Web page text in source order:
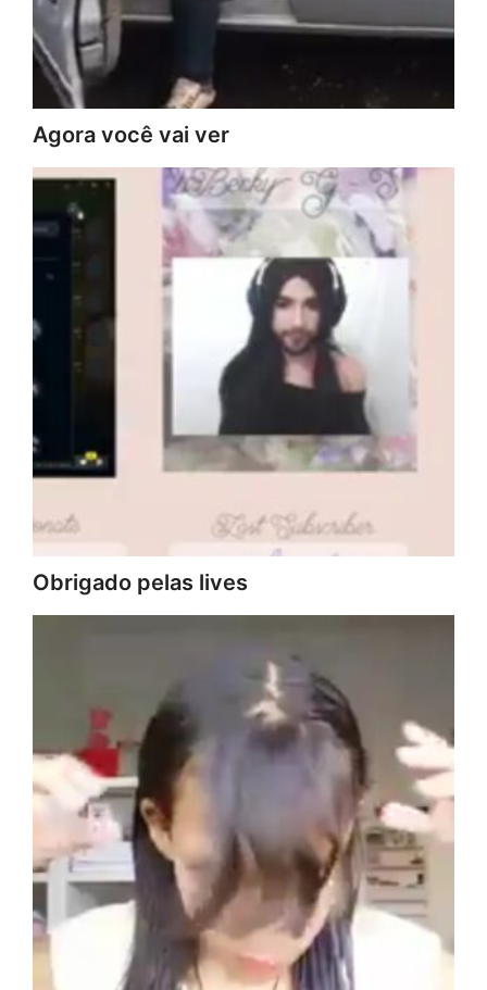
Agora você vai ver
Obrigado pelas lives